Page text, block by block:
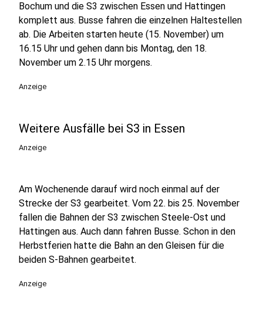
Bochum und die S3 zwischen Essen und Hattingen
komplett aus. Busse fahren die einzelnen Haltestellen
ab. Die Arbeiten starten heute (15. November) um
16.15 Uhr und gehen dann bis Montag, den 18.
November um 2.15 Uhr morgens.
Anzeige
Weitere Ausfälle bei S3 in Essen
Anzeige
Am Wochenende darauf wird noch einmal auf der
Strecke der S3 gearbeitet. Vom 22. bis 25. November
fallen die Bahnen der S3 zwischen Steele-Ost und
Hattingen aus. Auch dann fahren Busse. Schon in den
Herbstferien hatte die Bahn an den Gleisen für die
beiden S-Bahnen gearbeitet.
Anzeige